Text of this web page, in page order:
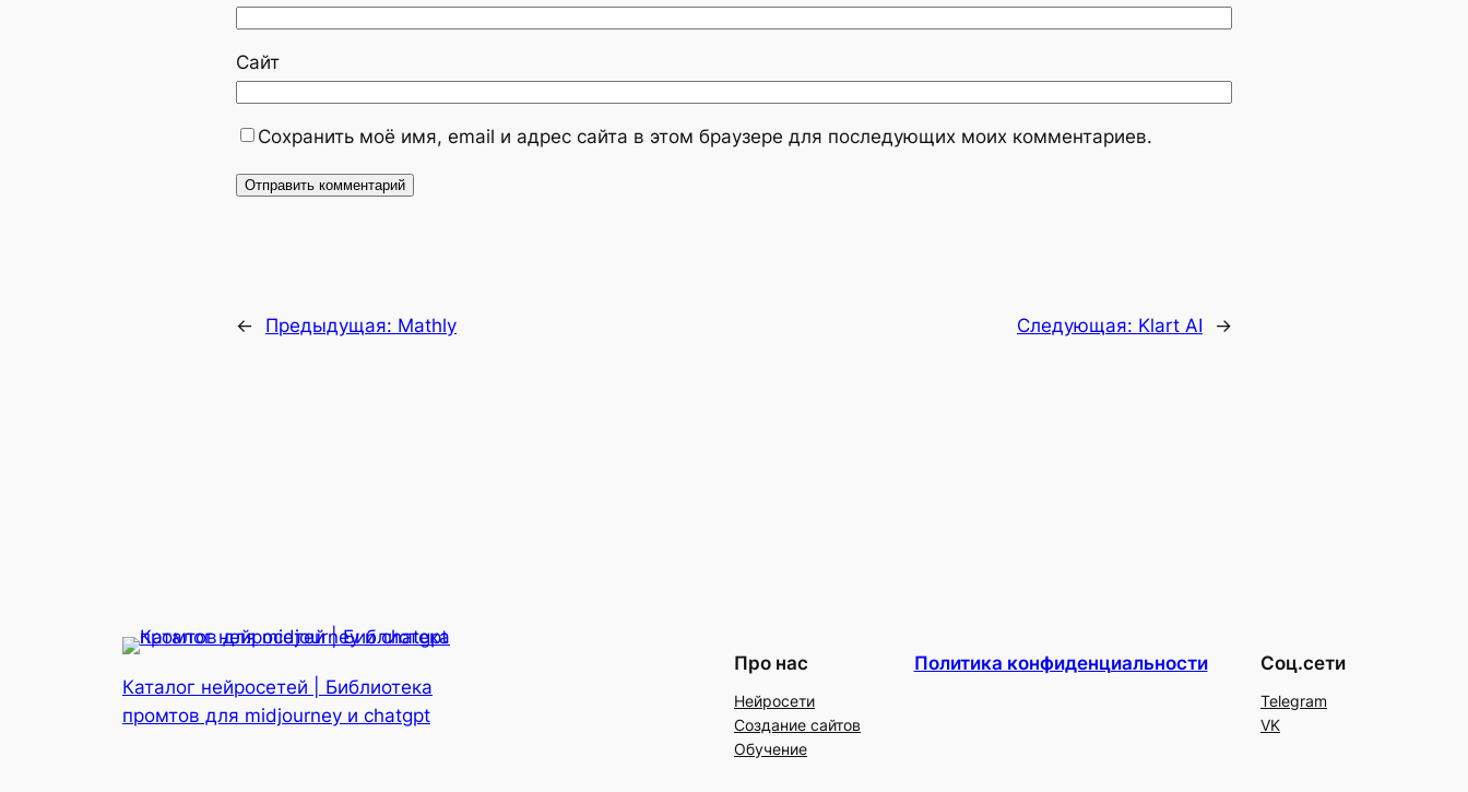
Сайт
Сохранить моё имя, email и адрес сайта в этом браузере для последующих моих комментариев.
← Предыдущая: Mathly Следующая: Klart AI →
Каталог нейросетей | Библиотека
промтов для midjourney и chatgpt
Про нас
Нейросети
Создание сайтов
Обучение
Политика конфиденциальности Соц.сети
Telegram
VK